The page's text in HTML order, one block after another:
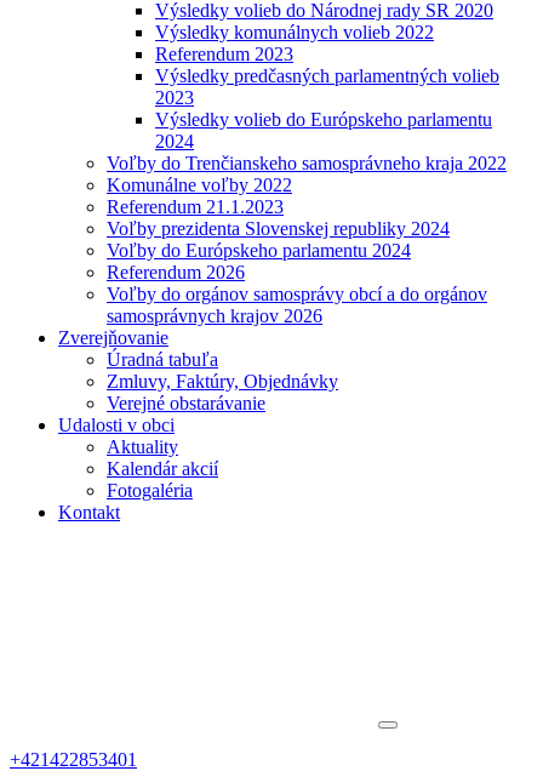
Výsledky volieb do Národnej rady SR 2020
Výsledky komunálnych volieb 2022
Referendum 2023
Výsledky predčasných parlamentných volieb
2023
Výsledky volieb do Európskeho parlamentu
2024
Voľby do Trenčianskeho samosprávneho kraja 2022
Komunálne voľby 2022
Referendum 21.1.2023
Voľby prezidenta Slovenskej republiky 2024
Voľby do Európskeho parlamentu 2024
Referendum 2026
Voľby do orgánov samosprávy obcí a do orgánov
samosprávnych krajov 2026
Zverejňovanie
Úradná tabuľa
Zmluvy, Faktúry, Objednávky
Verejné obstarávanie
Udalosti v obci
Aktuality
Kalendár akcií
Fotogaléria
Kontakt
+421422853401